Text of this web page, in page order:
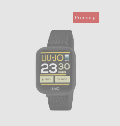
Promocja